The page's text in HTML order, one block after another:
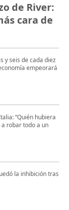
de River:
cara de
y seis de cada diez
empeorará
“Quién hubiera
robar todo a un
la inhibición tras